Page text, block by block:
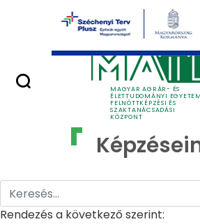
Ugrás a fő tartalomhoz
MAGYAR AGRÁR- ÉS
ÉLETTUDOMÁNYI EGYETEM
FELNŐTTKÉPZÉSI ÉS
SZAKTANÁCSADÁSI
KÖZPONT
Képzéseink -
Rendezés a következő szerint: